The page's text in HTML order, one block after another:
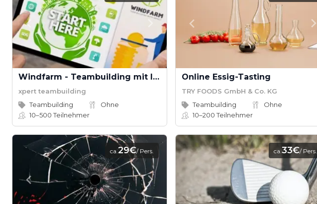
Windfarm - Teambuilding mit Impact
xpert teambuilding
Teambuilding
Ohne
10–500Teilnehmer
Online Essig-Tasting
TRY FOODS GmbH & Co. KG
Teambuilding
Ohne
10–200Teilnehmer
ca.29€/ Pers. ca.33€/ Pers.